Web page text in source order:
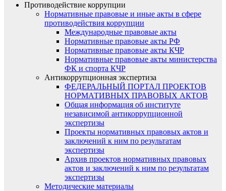
Противодействие коррупции
Нормативные правовые и иные акты в сфере
противодействия коррупции
Международные правовые акты
Нормативные правовые акты РФ
Нормативные правовые акты КЧР
Нормативные правовые акты министерства
ФК и спорта КЧР
Антикоррупционная экспертиза
ФЕДЕРАЛЬНЫЙ ПОРТАЛ ПРОЕКТОВ
НОРМАТИВНЫХ ПРАВОВЫХ АКТОВ
Общая информация об институте
независимой антикоррупционной
экспертизы
Проекты нормативных правовых актов и
заключений к ним по результатам
экспертизы
Архив проектов нормативных правовых
актов и заключений к ним по результатам
экспертизы
Методические материалы